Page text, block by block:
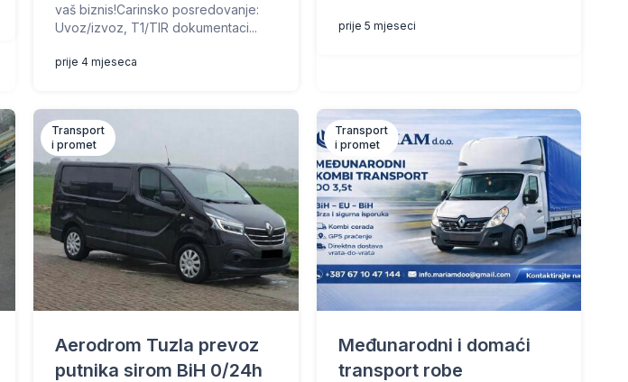
vaš biznis!Carinsko posredovanje:
Uvoz/izvoz, T1/TIR dokumentaci...
prije 4 mjeseca
prije 5 mjeseci
Transport
i promet
Aerodrom Tuzla prevoz
putnika sirom BiH 0/24h
Transport
i promet
Međunarodni i domaći
transport robe